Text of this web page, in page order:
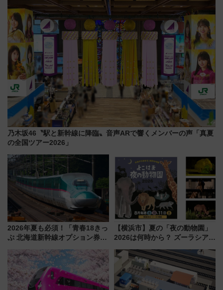
で解説！
代が一日中楽しる夏のリゾート
を楽しんで
乃木坂46〝駅と新幹線に降臨〟音声ARで響くメンバーの声「真夏
の全国ツアー2026」
2026年夏も必須！「青春18きっ
ぷ 北海道新幹線オプション券」
の罠
【横浜市】夏の「夜の動物園」
2026は何時から？ ズーラシア・
見どころ、限定イベントを徹底
解説！